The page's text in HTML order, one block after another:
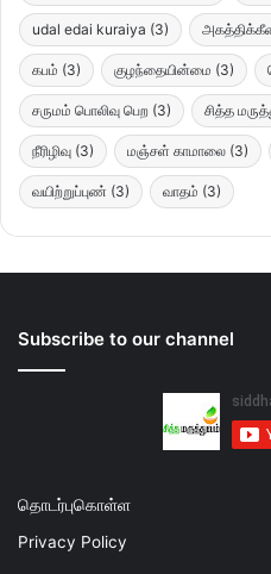
udal edai kuraiya (3)
கபம் (3) குழந்தையின்மை (3)
சருமம் பொலிவு பெற (3) சித்த
நீரிழிவு (3) மஞ்சள் காமாலை (3)
வயிற்றுப்புண் (3) வாதம் (3)
Subscribe to our channel
தொடர்புகொள்ள
Privacy Policy